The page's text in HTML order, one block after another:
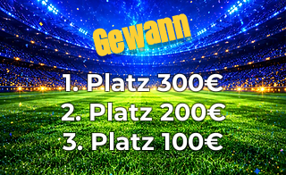
Gewann
1. Platz 300€
2. Platz 200€
3. Platz 100€